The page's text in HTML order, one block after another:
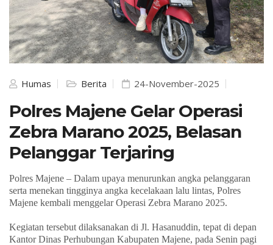
Humas Berita 24-November-2025
Polres Majene Gelar Operasi
Zebra Marano 2025, Belasan
Pelanggar Terjaring
Polres Majene – Dalam upaya menurunkan angka pelanggaran
serta menekan tingginya angka kecelakaan lalu lintas, Polres
Majene kembali menggelar Operasi Zebra Marano 2025.
Kegiatan tersebut dilaksanakan di Jl. Hasanuddin, tepat di depan
Kantor Dinas Perhubungan Kabupaten Majene, pada Senin pagi